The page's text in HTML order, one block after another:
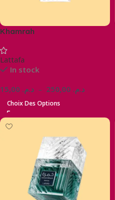
Khamrah
Lattafa
In stock
د.م. – د.م.
Choix Des Options